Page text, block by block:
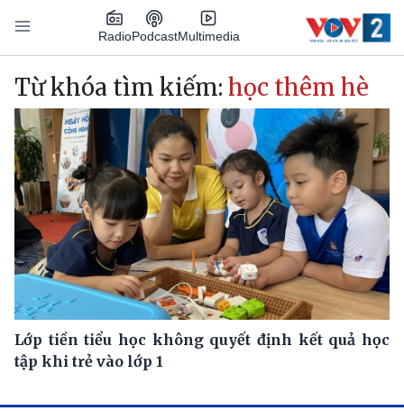
Nhảy đến nội dung
RadioPodcastMultimedia
Main navigation
Từ khóa tìm kiếm: học thêm hè
Lớp tiền tiểu học không quyết định kết quả học
tập khi trẻ vào lớp 1